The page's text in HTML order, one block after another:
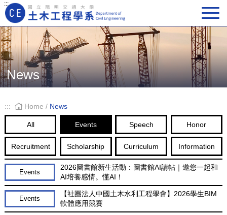
:::
Main Navigation
News
::: Home / News
All Events Speech Honor
Recruitment Scholarship Curriculum Information
Events
2026圖書館新生活動：圖書館AI請帖｜邀您一起和
AI培養感情。懂AI！
Events
【社團法人中國土木水利工程學會】2026學生BIM
軟體應用競賽